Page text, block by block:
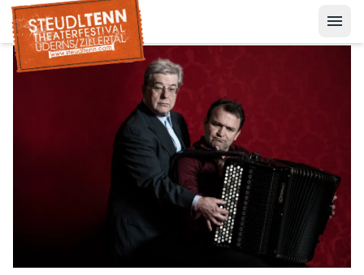
menu
Nelson der Pinguin
Presse
Archiv keyboard_arrow_down